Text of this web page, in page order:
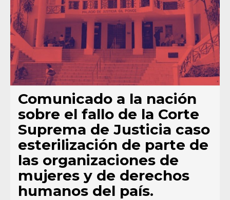
Comunicado a la nación
sobre el fallo de la Corte
Suprema de Justicia caso
esterilización de parte de
las organizaciones de
mujeres y de derechos
humanos del país.